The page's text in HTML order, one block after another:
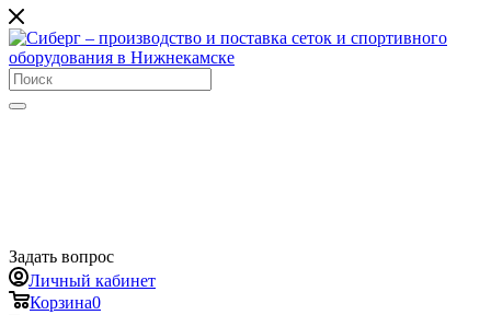
Задать вопрос
Личный кабинет
Корзина0